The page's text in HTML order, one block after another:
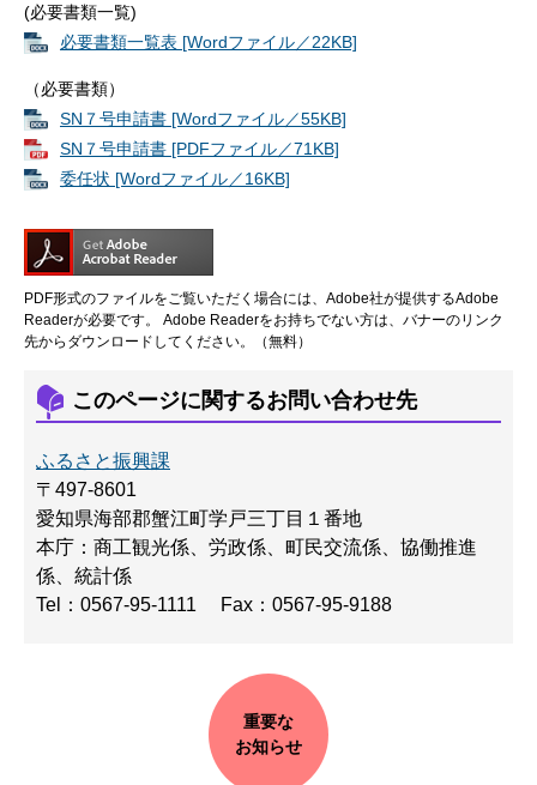
(必要書類一覧)
必要書類一覧表 [Wordファイル／22KB]
（必要書類）
SN７号申請書 [Wordファイル／55KB]
SN７号申請書 [PDFファイル／71KB]
委任状 [Wordファイル／16KB]
PDF形式のファイルをご覧いただく場合には、Adobe社が提供するAdobe
Readerが必要です。
Adobe Readerをお持ちでない方は、バナーのリンク
先からダウンロードしてください。（無料）
このページに関するお問い合わせ先
ふるさと振興課
〒497-8601
愛知県海部郡蟹江町学戸三丁目１番地
本庁：商工観光係、労政係、町民交流係、協働推進
係、統計係
Tel：0567-95-1111
Fax：0567-95-9188
重要な
お知らせ